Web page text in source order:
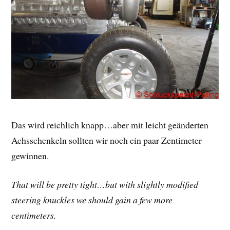
Das wird reichlich knapp…aber mit leicht geänderten
Achsschenkeln sollten wir noch ein paar Zentimeter
gewinnen.
That will be pretty tight…but with slightly modified
steering knuckles we should gain a few more
centimeters.